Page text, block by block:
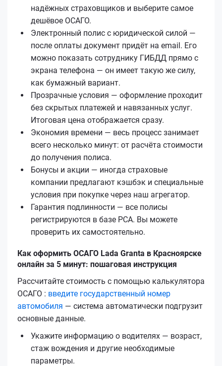
надёжных страховщиков и выберите самое
дешёвое ОСАГО.
Электронный полис с юридической силой —
после оплаты документ придёт на email. Его
можно показать сотруднику ГИБДД прямо с
экрана телефона — он имеет такую же силу,
как бумажный вариант.
Прозрачные условия — оформление проходит
без скрытых платежей и навязанных услуг.
Итоговая цена отображается сразу.
Экономия времени — весь процесс занимает
всего несколько минут: от расчёта стоимости
до получения полиса.
Бонусы и акции — иногда страховые
компании предлагают кэшбэк и специальные
условия при покупке через наш агрегатор.
Гарантия подлинности — все полисы
регистрируются в базе РСА. Вы можете
проверить их самостоятельно.
Как оформить ОСАГО Lada Granta в Красноярске
онлайн за 5 минут: пошаговая инструкция
Рассчитайте стоимость с помощью калькулятора
ОСАГО : введите государственный номер
автомобиля — система автоматически подгрузит
основные данные.
Укажите информацию о водителях — возраст,
стаж вождения и другие необходимые
параметры.